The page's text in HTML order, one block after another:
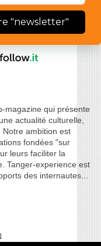
"newsletter"
magazine qui présente
actualité culturelle,
ambition est
fondées "sur
leurs faciliter la
Tanger-experience est
des internautes...